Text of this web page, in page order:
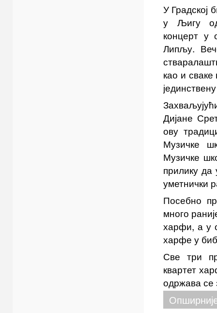
У Градској
у Љигу
концерт у
Липљу.
као и
Дијане
ову
Музичке
Музичке
прилику да
уметнички
Посебно
много
харфи, а у
харфе у
Све три
квартет
одржава се